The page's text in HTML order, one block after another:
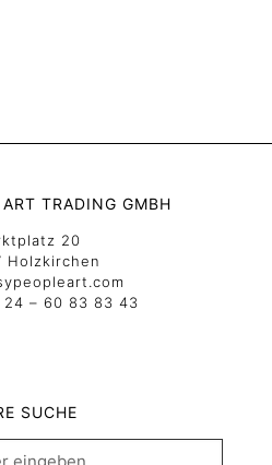
TRADING GMBH
20
Holzkirchen
– 60 83 83 43
SUCHE